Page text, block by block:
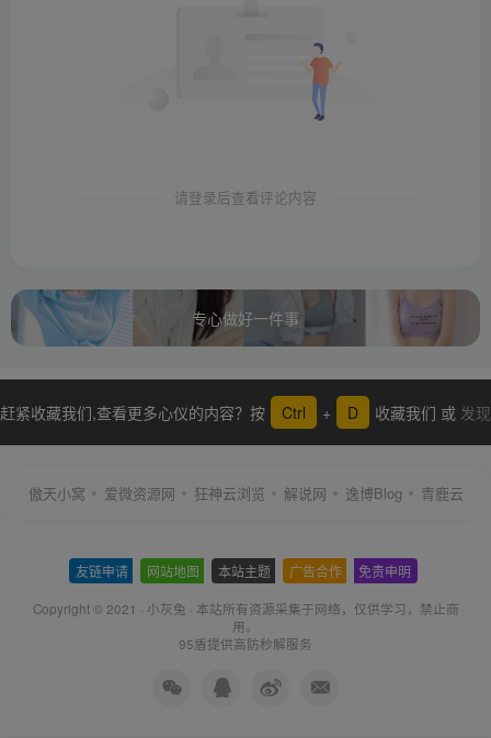
请登录后查看评论内容
专心做好一件事
赶紧收藏我们,查看更多心仪的内容？按 Ctrl + D 收藏我们 或 发现
傲天小窝 爱微资源网 狂神云浏览 解说网 逸博Blog 青鹿云
友链申请 网站地图 本站主题 广告合作 免责申明
Copyright © 2021 · 小灰兔 · 本站所有资源采集于网络，仅供学习，禁止商
用。
95盾提供高防秒解服务